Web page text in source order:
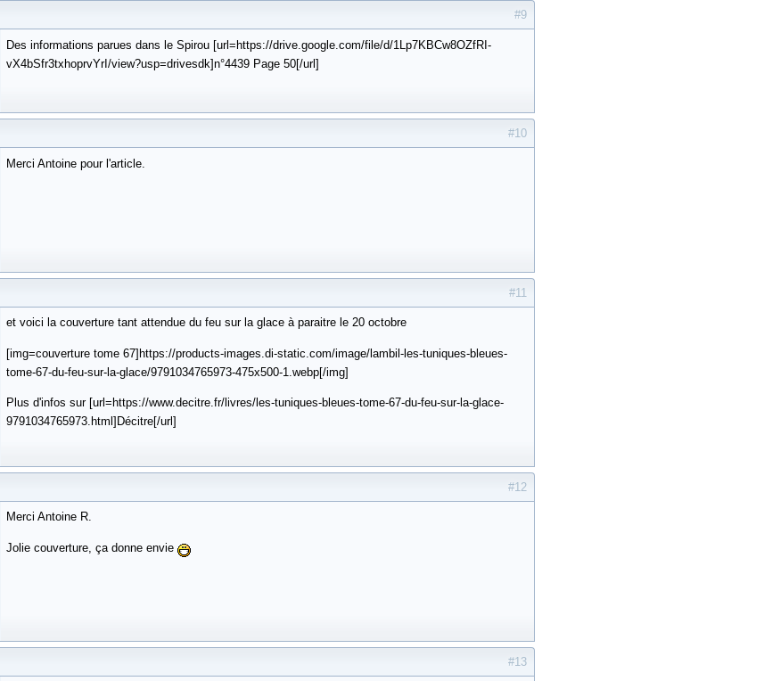
#9
Des informations parues dans le Spirou [url=https://drive.google.com/file/d/1Lp7KBCw8OZfRI-
vX4bSfr3txhoprvYrI/view?usp=drivesdk]n°4439 Page 50[/url]
#10
Merci Antoine pour l'article.
#11
et voici la couverture tant attendue du feu sur la glace à paraitre le 20 octobre
[img=couverture tome 67]https://products-images.di-static.com/image/lambil-les-tuniques-bleues-
tome-67-du-feu-sur-la-glace/9791034765973-475x500-1.webp[/img]
Plus d'infos sur [url=https://www.decitre.fr/livres/les-tuniques-bleues-tome-67-du-feu-sur-la-glace-
9791034765973.html]Décitre[/url]
#12
Merci Antoine R.
Jolie couverture, ça donne envie
#13